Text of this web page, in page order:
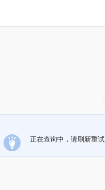
正在查询中，请刷新重试